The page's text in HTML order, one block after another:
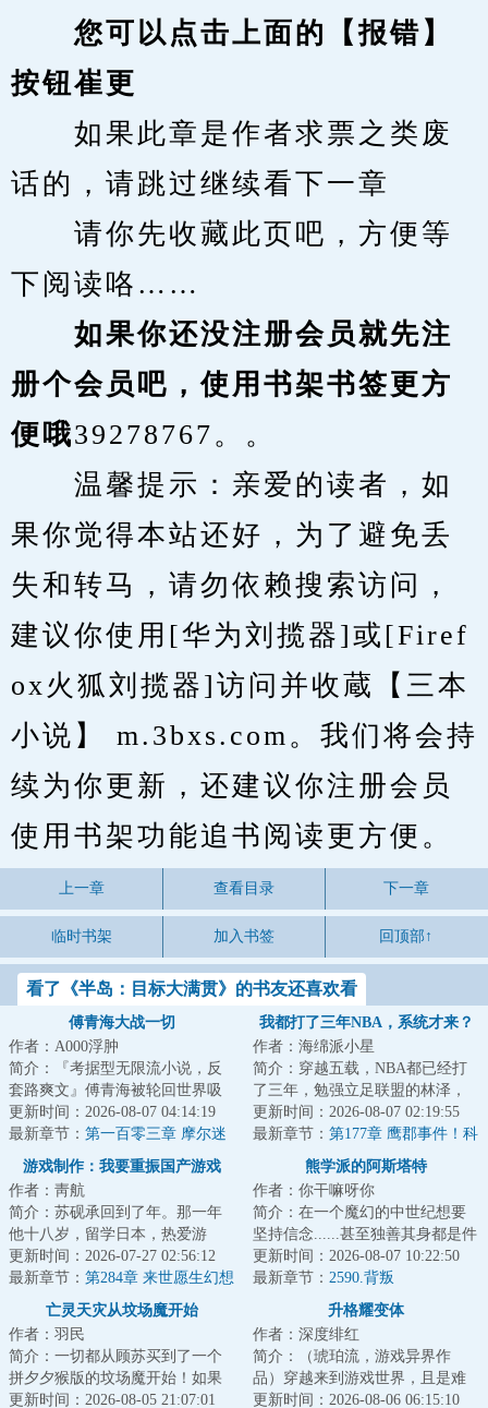
您可以点击上面的【报错】
按钮崔更
如果此章是作者求票之类废
话的，请跳过继续看下一章
请你先收藏此页吧，方便等
下阅读咯……
如果你还没注册会员就先注
册个会员吧，使用书架书签更方
便哦39278767。。
温馨提示：亲爱的读者，如
果你觉得本站还好，为了避免丢
失和转马，请勿依赖搜索访问，
建议你使用[华为刘揽器]或[Firef
ox火狐刘揽器]访问并收蔵【三本
小说】 m.3bxs.com。我们将会持
续为你更新，还建议你注册会员
使用书架功能追书阅读更方便。
上一章 查看目录 下一章
临时书架 加入书签 回顶部↑
看了《半岛：目标大满贯》的书友还喜欢看
傅青海大战一切
作者：A000浮肿
简介：『考据型无限流小说，反
套路爽文』傅青海被轮回世界吸
入了，当他目睹了异形大战食死
徒、绝地武士大...
更新时间：2026-08-07 04:14:19
最新章节： 第一百零三章 摩尔迷
我都打了三年NBA，系统才来？
作者：海绵派小星
简介：穿越五载，NBA都已经打
了三年，勉强立足联盟的林泽，
正计划着刷刷数据，再拿一份合
同的时候，系统...
更新时间：2026-08-07 02:19:55
最新章节： 第177章 鹰郡事件！科
比：沙克也干了，但林没干过！
【求订阅】
游戏制作：我要重振国产游戏
作者：靑航
简介：苏砚承回到了年。那一年
他十八岁，留学日本，热爱游
戏，怒怼科乐美。那一年，他开
始对未来有好多奢...
更新时间：2026-07-27 02:56:12
最新章节： 第284章 来世愿生幻想
乡（4K）
熊学派的阿斯塔特
作者：你干嘛呀你
简介：在一个魔幻的中世纪想要
坚持信念......甚至独善其身都是件
难事。因为这里的平民并不淳
朴，他们愚昧...
更新时间：2026-08-07 10:22:50
最新章节： 2590.背叛
亡灵天灾从坟场魔开始
作者：羽民
简介：一切都从顾苏买到了一个
拼夕夕猴版的坟场魔开始！如果
不想死在游戏里，就要想办法拼
更新时间：2026-08-05 21:07:01
升格耀变体
作者：深度绯红
简介：（琥珀流，游戏异界作
品）穿越来到游戏世界，且是难
度最高、生存环境最恶劣的两极
更新时间：2026-08-06 06:15:10